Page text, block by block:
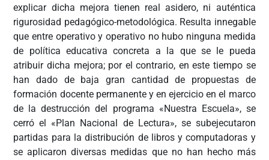
explicar dicha mejora tienen real asidero, ni auténtica
rigurosidad pedagógico-metodológica. Resulta innegable
que entre operativo y operativo no hubo ninguna medida
de política educativa concreta a la que se le pueda
atribuir dicha mejora; por el contrario, en este tiempo se
han dado de baja gran cantidad de propuestas de
formación docente permanente y en ejercicio en el marco
de la destrucción del programa «Nuestra Escuela», se
cerró el «Plan Nacional de Lectura», se subejecutaron
partidas para la distribución de libros y computadoras y
se aplicaron diversas medidas que no han hecho más